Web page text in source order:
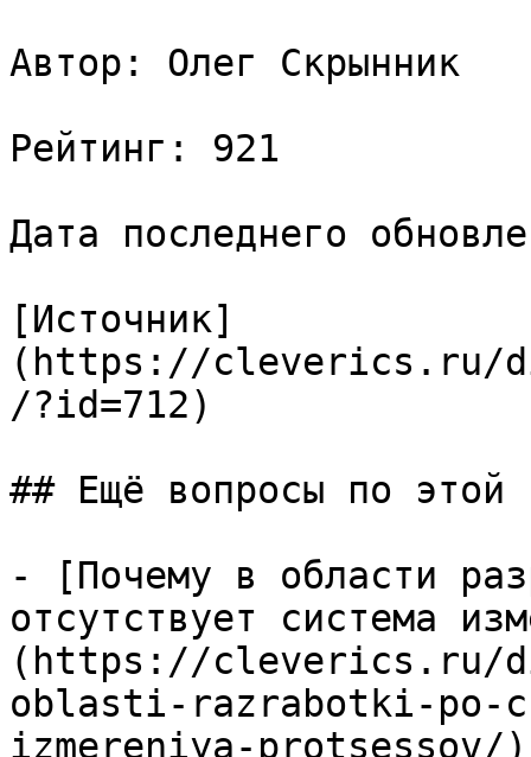
Автор: Олег Скрынник
Рейтинг: 921
Дата последнего
[Источник]
(https://cleverics.ru/
/?id=712)
## Ещё вопросы по этой
- [Почему в области
отсутствует система
(https://cleverics.ru/
oblasti-razrabotki-po-
izmereniya-protsessov/)